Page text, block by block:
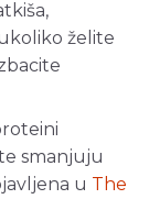
želite
smanjuju
u The